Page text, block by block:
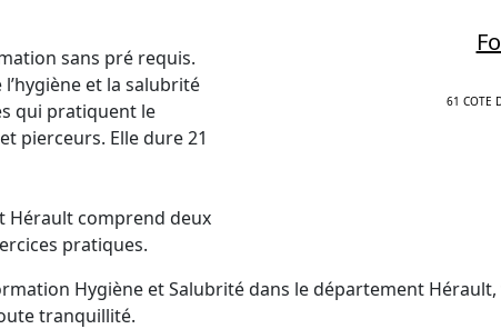
sans pré requis.
et la salubrité
qui pratiquent le
pierceurs. Elle dure 21
Hérault comprend deux
pratiques.
61 COTE
Hygiène et Salubrité dans le département
tranquillité.